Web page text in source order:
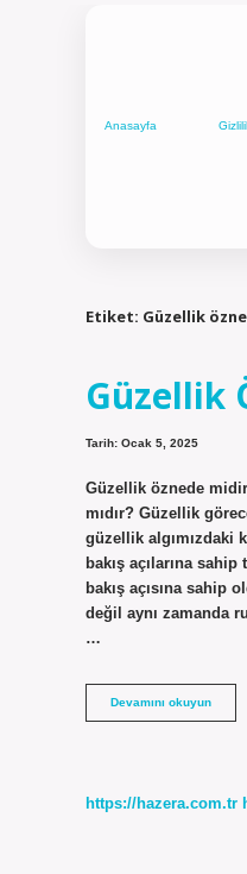
Anasayfa
Etiket: Güzellik
Güzellik
Tarih: Ocak 5, 2025
Güzellik öznede
mıdır? Güzellik
güzellik algımızdaki
bakış açılarına
bakış açısına sahip
değil aynı zamanda
…
Devamını okuyun
Öznel
https://hazera.com.tr